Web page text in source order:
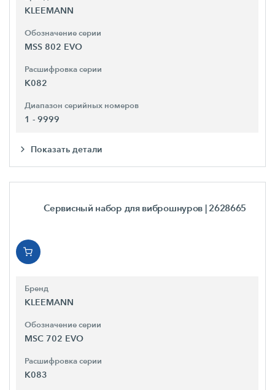
KLEEMANN
Обозначение серии
MSS 802 EVO
Расшифровка серии
K082
Диапазон серийных номеров
1 - 9999
Показать детали
Сервисный набор для виброшнуров | 2628665
Бренд
KLEEMANN
Обозначение серии
MSC 702 EVO
Расшифровка серии
K083